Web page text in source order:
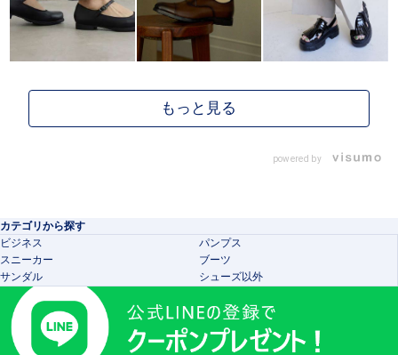
powered by
カテゴリから探す
ビジネス
パンプス
スニーカー
ブーツ
サンダル
シューズ以外